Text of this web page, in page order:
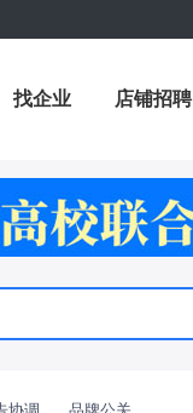
找企业 店铺招聘
附近职位 工具箱